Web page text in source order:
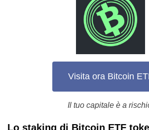
Visita ora Bitcoin
Il tuo capitale è a
Lo staking di Bitcoin ETF